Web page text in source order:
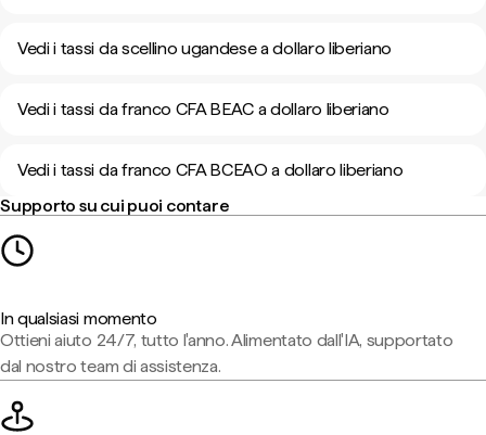
Vedi i tassi da scellino ugandese a dollaro liberiano
Vedi i tassi da franco CFA BEAC a dollaro liberiano
Vedi i tassi da franco CFA BCEAO a dollaro liberiano
Supporto su cui puoi contare
In qualsiasi momento
Ottieni aiuto 24/7, tutto l'anno. Alimentato dall'IA, supportato
dal nostro team di assistenza.